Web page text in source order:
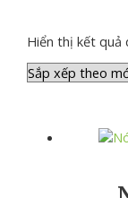
Hiển thị kết quả